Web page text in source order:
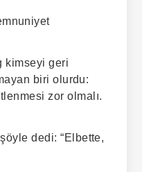
kimseyi geri
biri olurdu:
zor olmalı.
dedi: “Elbette,